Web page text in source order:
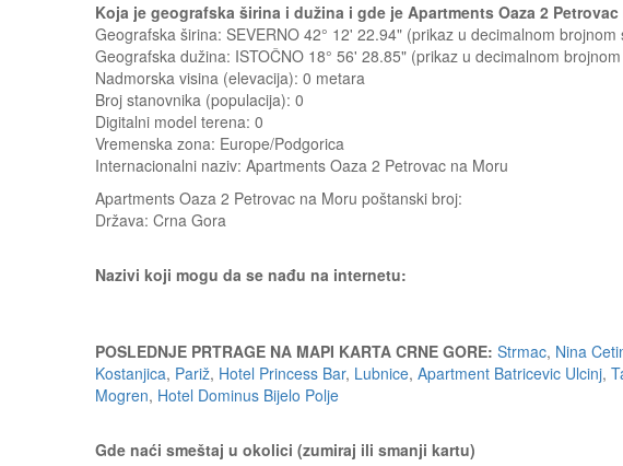
Koja je geografska širina i dužina i gde je Apartments Oaza 2
Geografska širina: SEVERNO 42° 12' 22.94" (prikaz u decimalnom
Geografska dužina: ISTOČNO 18° 56' 28.85" (prikaz u decimalnom
Nadmorska visina (elevacija): 0 metara
Broj stanovnika (populacija): 0
Digitalni model terena: 0
Vremenska zona: Europe/Podgorica
Internacionalni naziv: Apartments Oaza 2 Petrovac na Moru
Apartments Oaza 2 Petrovac na Moru poštanski broj:
Država: Crna Gora
Nazivi koji mogu da se nađu na internetu:
POSLEDNJE PRTRAGE NA MAPI KARTA CRNE GORE: Strmac, Nina
Kostanjica, Pariž, Hotel Princess Bar, Lubnice, Apartment Batricevic Ulcinj,
Mogren, Hotel Dominus Bijelo Polje
Gde naći smeštaj u okolici (zumiraj ili smanji kartu)